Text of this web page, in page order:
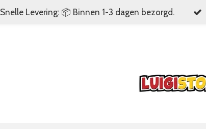
Snelle Levering: 📦 Binnen 1-3 dagen bezorgd.